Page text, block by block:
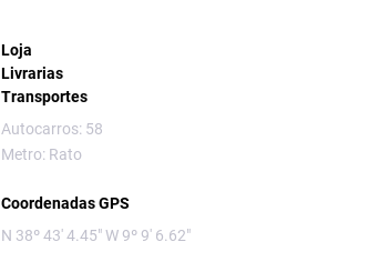
Loja
Livrarias
Transportes
Autocarros: 58
Metro: Rato
Coordenadas GPS
N 38º 43' 4.45" W 9º 9' 6.62"